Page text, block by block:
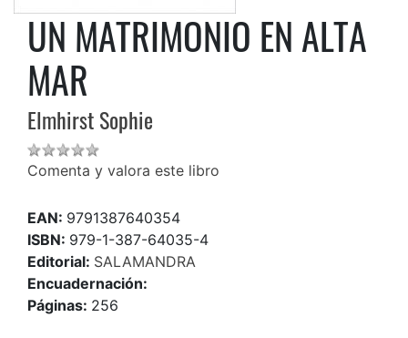
UN MATRIMONIO EN ALTA
MAR
Elmhirst Sophie
Comenta y valora este libro
EAN: 9791387640354
ISBN: 979-1-387-64035-4
Editorial: SALAMANDRA
Encuadernación:
Páginas: 256